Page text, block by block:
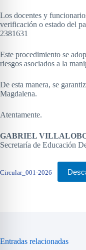
Los docentes y
verificación o estado del
2381631
Este procedimiento se
riesgos asociados a la
De esta manera, se
Magdalena.
Atentamente.
GABRIEL
Secretaría de Educación
Circular_001-2026
Entradas relacionadas